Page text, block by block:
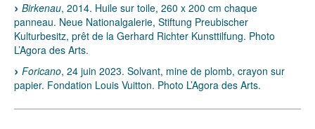
Birkenau, 2014. Huile sur toile, 260 x 200 cm chaque
panneau. Neue Nationalgalerie, Stiftung Preubischer
Kulturbesitz, prêt de la Gerhard Richter Kunsttilfung. Photo
L’Agora des Arts.
Foricano, 24 juin 2023. Solvant, mine de plomb, crayon sur
papier. Fondation Louis Vuitton. Photo L’Agora des Arts.